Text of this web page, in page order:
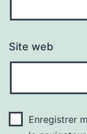
Site web
Enregistrer